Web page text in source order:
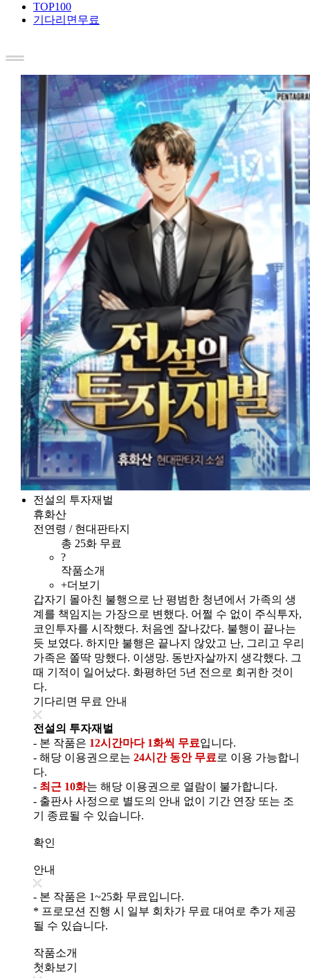
TOP100
기다리면무료
전설의 투자재벌
휴화산
전연령 / 현대판타지
총 25화 무료
?
작품소개
+더보기
갑자기 몰아친 불행으로 난 평범한 청년에서 가족의 생
계를 책임지는 가장으로 변했다. 어쩔 수 없이 주식투자,
코인투자를 시작했다. 처음엔 잘나갔다. 불행이 끝나는
듯 보였다. 하지만 불행은 끝나지 않았고 난, 그리고 우리
가족은 쫄딱 망했다. 이생망. 동반자살까지 생각했다. 그
때 기적이 일어났다. 화평하던 5년 전으로 회귀한 것이
다.
기다리면 무료 안내
전설의 투자재벌
- 본 작품은 12시간마다 1화씩 무료입니다.
- 해당 이용권으로는 24시간 동안 무료 로 이용 가능합니
다.
- 최근 10화는 해당 이용권으로 열람이 불가합니다.
- 출판사 사정으로 별도의 안내 없이 기간 연장 또는 조
기 종료될 수 있습니다.
확인
안내
- 본 작품은 1~25화 무료입니다.
* 프로모션 진행 시 일부 회차가 무료 대여로 추가 제공
될 수 있습니다.
작품소개
첫화보기